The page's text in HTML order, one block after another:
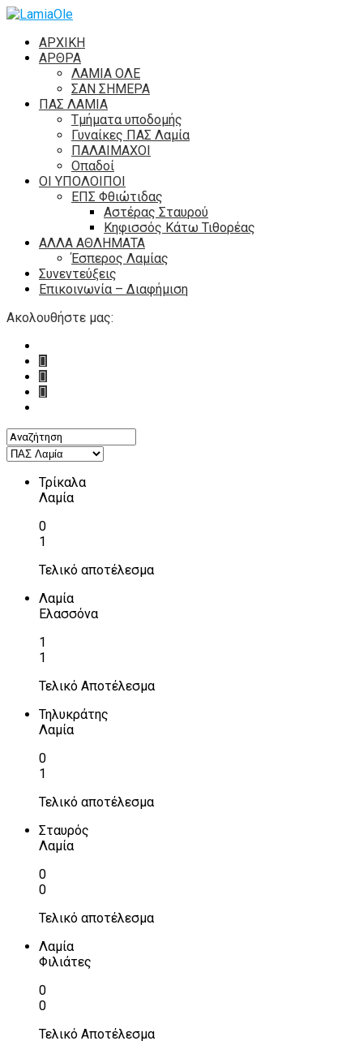
ΑΡΧΙΚΗ
ΑΡΘΡΑ
ΛΑΜΙΑ ΟΛΕ
ΣΑΝ ΣΗΜΕΡΑ
ΠΑΣ ΛΑΜΙΑ
Τμήματα υποδομής
Γυναίκες ΠΑΣ Λαμία
ΠΑΛΑΙΜΑΧΟΙ
Οπαδοί
ΟΙ ΥΠΟΛΟΙΠΟΙ
ΕΠΣ Φθιώτιδας
Αστέρας Σταυρού
Κηφισσός Κάτω Τιθορέας
ΑΛΛΑ ΑΘΛΗΜΑΤΑ
Έσπερος Λαμίας
Συνεντεύξεις
Επικοινωνία – Διαφήμιση
Ακολουθήστε μας:
Τρίκαλα
Λαμία
0
1
Τελικό αποτέλεσμα
Λαμία
Ελασσόνα
1
1
Τελικό Αποτέλεσμα
Τηλυκράτης
Λαμία
0
1
Τελικό αποτέλεσμα
Σταυρός
Λαμία
0
0
Τελικό αποτέλεσμα
Λαμία
Φιλιάτες
0
0
Τελικό Αποτέλεσμα